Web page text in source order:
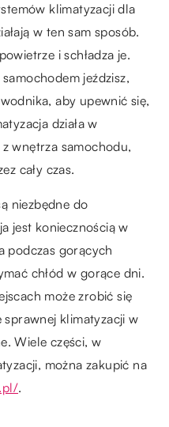
klimatyzacji dla
w ten sam sposób.
i schładza je.
jeździsz,
aby upewnić się,
działa w
wnętrza samochodu,
cały czas.
niezbędne do
jest koniecznością w
podczas gorących
chłód w gorące dni.
może zrobić się
sprawnej klimatyzacji w
Wiele części, w
można zakupić na
.